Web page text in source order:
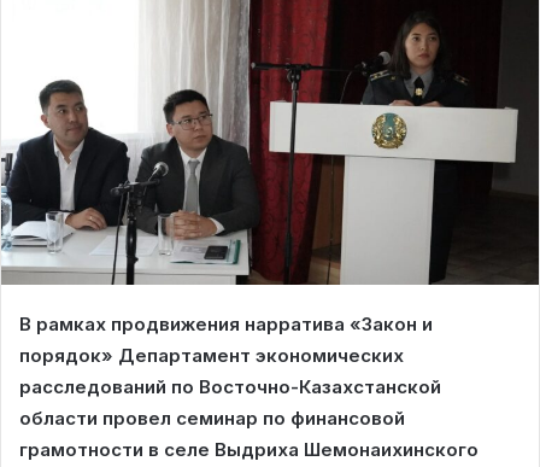
В рамках продвижения нарратива «Закон и
порядок» Департамент экономических
расследований по Восточно-Казахстанской
области провел семинар по финансовой
грамотности в селе Выдриха Шемонаихинского